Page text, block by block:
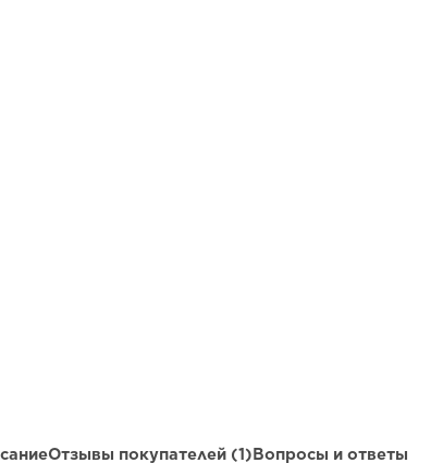
Отзывы покупателей (1) Вопросы и ответы